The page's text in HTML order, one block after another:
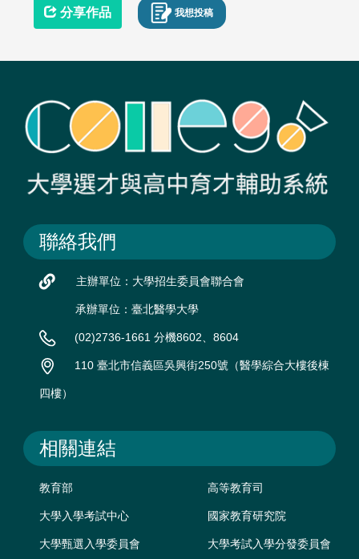
分享作品 我想投稿
聯絡我們
主辦單位：大學招生委員會聯合會
承辦單位：臺北醫學大學
(02)2736-1661 分機8602、8604
110 臺北市信義區吳興街250號（醫學綜合大樓後棟
四樓）
相關連結
教育部 高等教育司
大學入學考試中心 國家教育研究院
大學甄選入學委員會 大學考試入學分發委員會